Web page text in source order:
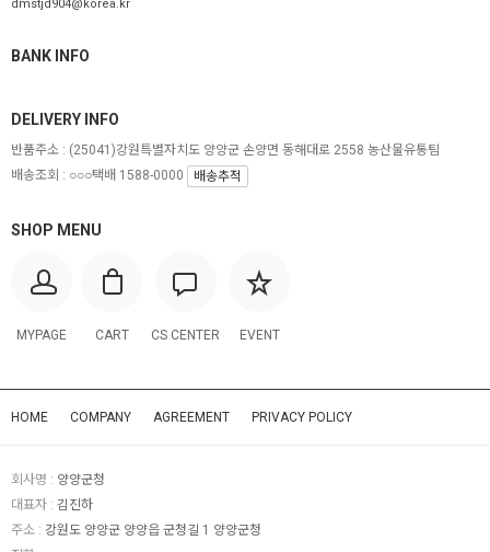
dmstjd904@korea.kr
BANK INFO
SHOP MENU
MYPAGE CART CS CENTER EVENT
DELIVERY INFO
반품주소 : (25041)강원특별자치도 양양군 손양면 동해대로 2558 농산물유통팀
배송조회 : ○○○택배 1588-0000
배송추적
HOME COMPANY AGREEMENT PRIVACY POLICY
회사명 : 양양군청
대표자 : 김진하
주소 : 강원도 양양군 양양읍 군청길 1 양양군청